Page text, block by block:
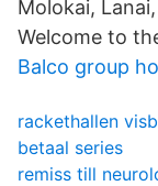
Molokai,
Welcome to
Balco group
rackethallen
betaal series
remiss till